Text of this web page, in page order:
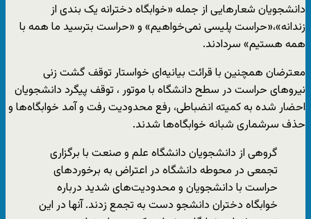
دانشجویان شعارهایی از جمله «خوابگاه دخترانه یک بندی از
زندانه»،«‌حراست پلیسی نمی‌خواهیم» و «حراست بترسید ما همه با
همه هستیم» سردادند.
معترضان همچنین با قرائت بیانیه‌ای خواستار توقف گشت زنی
نیروهای حراست در سطح دانشگاه با موتور ، توقف پیگرد دانشجویان
احضار شده به کمیته انضباطی، رفع محدودیت رفت و آمد خوابگاه‌ها و
حذف سرشماری شبانه خوابگاه‌ها شدند.
گروهی از دانشجویان دانشگاه علم و صنعت با برگزاری
تجمعی در محوطه دانشگاه در اعتراض به برخوردهای
حراست با دانشجویان و محدودیت‌های شدید درباره
خوابگاه دختران دانشجو دست به تجمع زدند. آنها در این